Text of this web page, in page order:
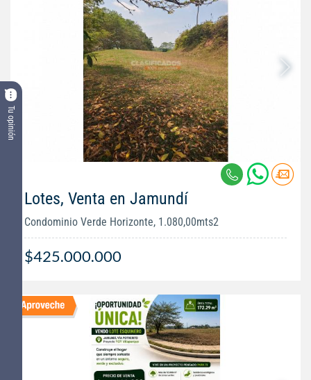
Tu opinión
Lotes, Venta en Jamundí
Condominio Verde Horizonte, 1.080,00mts2
$425.000.000